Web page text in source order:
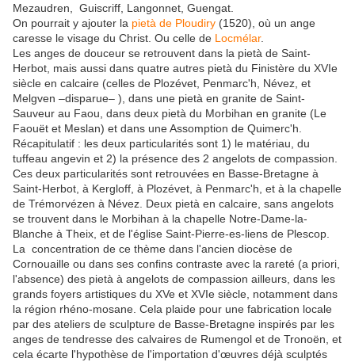
Mezaudren, Guiscriff, Langonnet, Guengat.
On pourrait y ajouter la pietà de Ploudiry (1520), où un ange
caresse le visage du Christ. Ou celle de Locmélar.
Les anges de douceur se retrouvent dans la pietà de Saint-
Herbot, mais aussi dans quatre autres pietà du Finistère du XVIe
siècle en calcaire (celles de Plozévet, Penmarc'h, Névez, et
Melgven –disparue– ), dans une pietà en granite de Saint-
Sauveur au Faou, dans deux pietà du Morbihan en granite (Le
Faouët et Meslan) et dans une Assomption de Quimerc'h.
Récapitulatif : les deux particularités sont 1) le matériau, du
tuffeau angevin et 2) la présence des 2 angelots de compassion.
Ces deux particularités sont retrouvées en Basse-Bretagne à
Saint-Herbot, à Kergloff, à Plozévet, à Penmarc'h, et à la chapelle
de Trémorvézen à Névez. Deux pietà en calcaire, sans angelots
se trouvent dans le Morbihan à la chapelle Notre-Dame-la-
Blanche à Theix, et de l'église Saint-Pierre-es-liens de Plescop.
La concentration de ce thème dans l'ancien diocèse de
Cornouaille ou dans ses confins contraste avec la rareté (a priori,
l'absence) des pietà à angelots de compassion ailleurs, dans les
grands foyers artistiques du XVe et XVIe siècle, notamment dans
la région rhéno-mosane. Cela plaide pour une fabrication locale
par des ateliers de sculpture de Basse-Bretagne inspirés par les
anges de tendresse des calvaires de Rumengol et de Tronoën, et
cela écarte l'hypothèse de l'importation d'œuvres déjà sculptés